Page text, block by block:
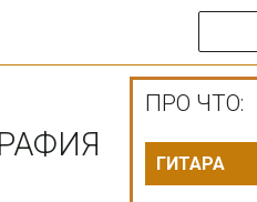
ПРО ЧТО:
ГИТАРА